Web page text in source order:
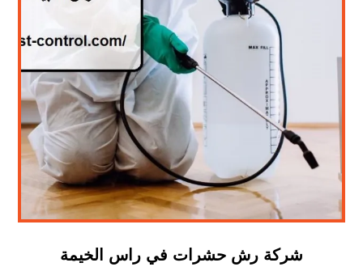
شركة رش حشرات في راس الخيمة